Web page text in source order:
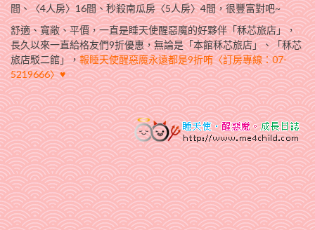
間、〈4人房〉16間、秒殺南瓜房〈5人房〉4間，很豐富對吧~
舒適、寬敞、平價，一直是睡天使醒惡魔的好夥伴「秝芯旅店」，
長久以來一直給格友們9折優惠，無論是「本館秝芯旅店」、「秝芯
旅店駁二館」，報睡天使醒惡魔永遠都是9折哊〈訂房專線：07-
5219666〉♥